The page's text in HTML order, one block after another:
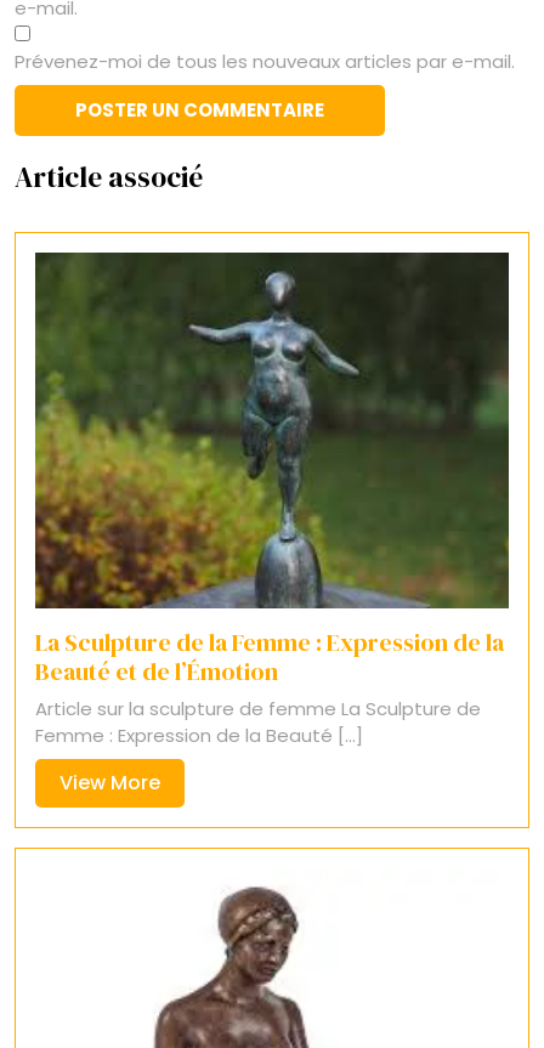
e-mail.
Prévenez-moi de tous les nouveaux articles par e-mail.
Article associé
La Sculpture de la Femme : Expression de la
Beauté et de l’Émotion
Article sur la sculpture de femme La Sculpture de
Femme : Expression de la Beauté [...]
View MoreView
More